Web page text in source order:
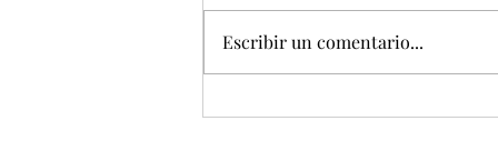
Campeche celebrará el Primer Festival
Escribir un comentario...